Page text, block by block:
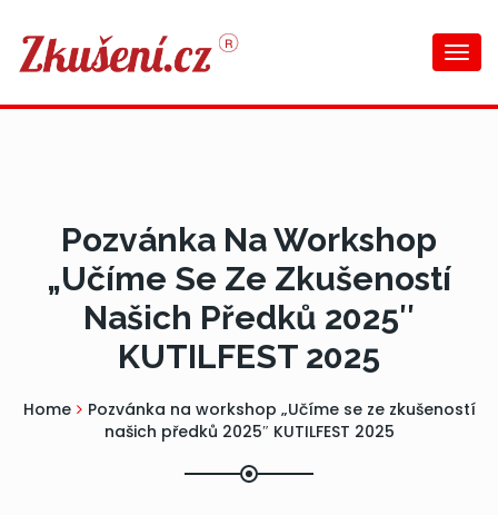
Pozvánka Na Workshop
„Učíme Se Ze Zkušeností
Našich Předků 2025″
KUTILFEST 2025
Home
Pozvánka na workshop „Učíme se ze zkušeností
našich předků 2025″ KUTILFEST 2025